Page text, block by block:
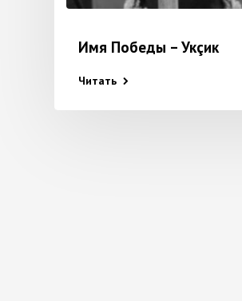
Имя Победы – Укçик
Читать